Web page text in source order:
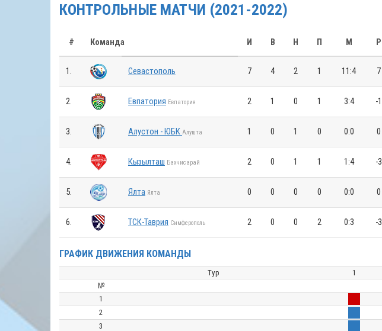
КОНТРОЛЬНЫЕ МАТЧИ (2021-2022)
# Команда И В Н П М Р
1. Севастополь 7 4 2 1 11:4 7
2. Евпатория Евпатория 2 1 0 1 3:4 -1
3. Алустон - ЮБК Алушта 1 0 1 0 0:0 0
4. Кызылташ Бахчисарай 2 0 1 1 1:4 -3
5. Ялта Ялта 0 0 0 0 0:0 0
6. ТСК-Таврия Симферополь 2 0 0 2 0:3 -3
ГРАФИК ДВИЖЕНИЯ КОМАНДЫ
Тур 1
№
1
2
3